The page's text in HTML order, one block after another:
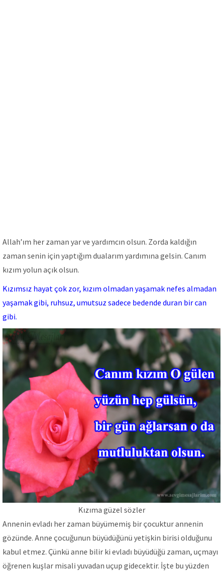
Allah’ım her zaman yar ve yardımcın olsun. Zorda kaldığın
zaman senin için yaptığım dualarım yardımına gelsin. Canım
kızım yolun açık olsun.
Kızımsız hayat çok zor, kızım olmadan yaşamak nefes almadan
yaşamak gibi, ruhsuz, umutsuz sadece bedende duran bir can
gibi.
Kızıma güzel sözler
Annenin evladı her zaman büyümemiş bir çocuktur annenin
gözünde. Anne çocuğunun büyüdüğünü yetişkin birisi olduğunu
kabul etmez. Çünkü anne bilir ki evladı büyüdüğü zaman, uçmayı
öğrenen kuşlar misali yuvadan uçup gidecektir. İşte bu yüzden